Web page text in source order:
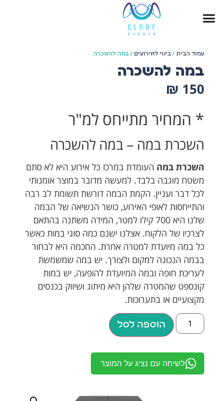
עמוד הבית /בינוי לאירועים / במה להשכרה
במה להשכרה
₪ 150
* המחיר מתייחס למ"ר
השכרת במה – במה להשכרה
השכרת במה העומדת במרכז כל אירוע היא לא סתם
משטח מוגבה בלבד. למעשה מדובר במוצר אומנותי
לכל דבר ועניין. הקמת הבמה דורשת תשומת לב רבה
והתייחסות לאופי האירוע, כושר הנשיאה של הבמה
שלנו היא 700 קילו למטר, המידה משתנה בהתאם
לצרכיו של הלקוח. אצלנו ישנם כמה סוגי במות כאשר
כל במה מיועדת למטרה אחרת. החכמה היא לבחור
בבמה הנכונה למקום ולצורך. יש במה שמשמשת
לעריכת חופה ובמה המיועדת להופעה, יש במות
קונספט שהמטרה שלהן היא מיתוג ושיווק בכנסים
מקצועיים או בתערוכות.
הוספה לסל
לשיחה עם נציג על המוצר